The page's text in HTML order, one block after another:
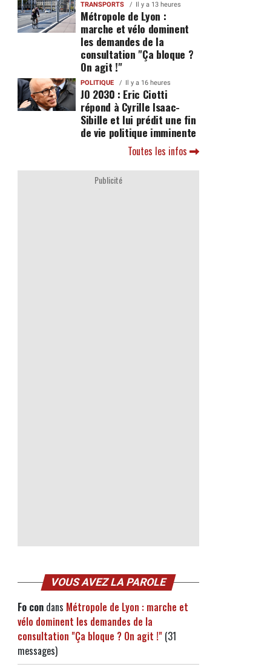
TRANSPORTS Il y a 13 heures
Métropole de Lyon :
marche et vélo dominent
les demandes de la
consultation "Ça bloque ?
On agit !"
POLITIQUE Il y a 16 heures
JO 2030 : Eric Ciotti
répond à Cyrille Isaac-
Sibille et lui prédit une fin
de vie politique imminente
Toutes les infos
Publicité
VOUS AVEZ LA PAROLE
Fo con dans Métropole de Lyon : marche et
vélo dominent les demandes de la
consultation "Ça bloque ? On agit !" (31
messages)